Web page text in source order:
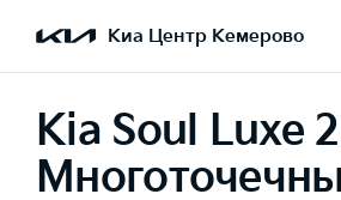
Киа Центр Кемерово
Kia Soul Luxe